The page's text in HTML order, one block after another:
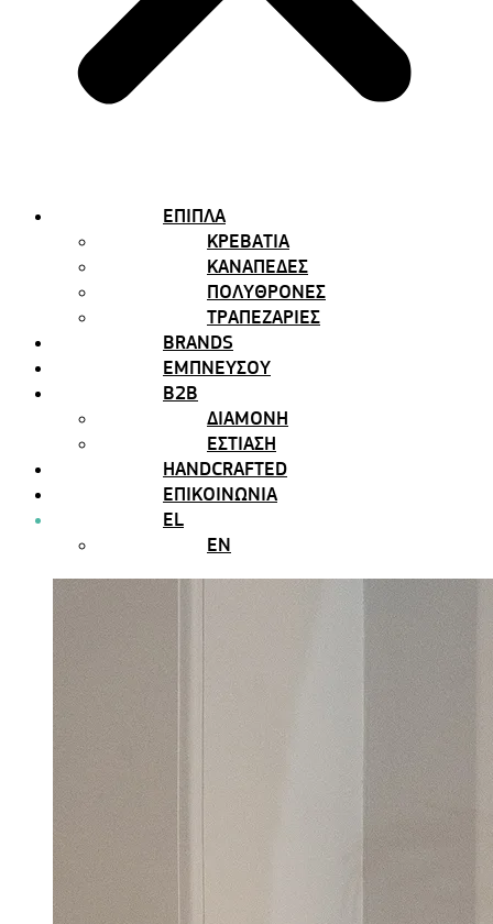
ΕΠΙΠΛΑ
ΚΡΕΒΑΤΙΑ
ΚΑΝΑΠΕΔΕΣ
ΠΟΛΥΘΡΟΝΕΣ
ΤΡΑΠΕΖΑΡΙΕΣ
BRANDS
ΕΜΠΝΕΥΣΟΥ
B2B
ΔΙΑΜΟΝΗ
ΕΣΤΙΑΣΗ
HANDCRAFTED
ΕΠΙΚΟΙΝΩΝΙΑ
EL
EN